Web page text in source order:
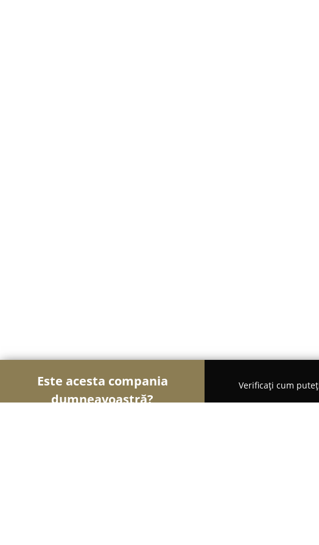
Este acesta compania
dumneavoastră?
Verificați cum